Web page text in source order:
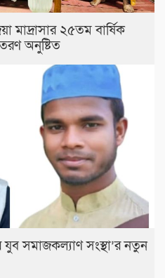
মাদ্রাসার ২৫তম বার্ষিক
অনুষ্টিত
সমাজকল্যাণ সংস্থা’র নতুন